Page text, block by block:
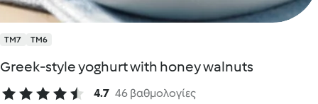
TM7 TM6
Greek-style yoghurt with honey walnuts
4.7 46 βαθμολογίες